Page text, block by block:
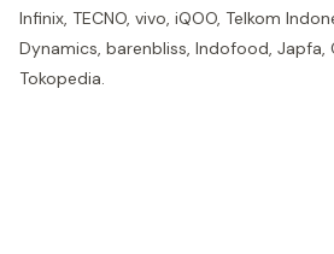
Infinix, TECNO, vivo, iQOO, Telkom
Dynamics, barenbliss, Indofood, Japfa,
Tokopedia.